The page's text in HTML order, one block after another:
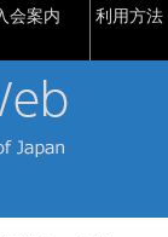
会案内 利用方法